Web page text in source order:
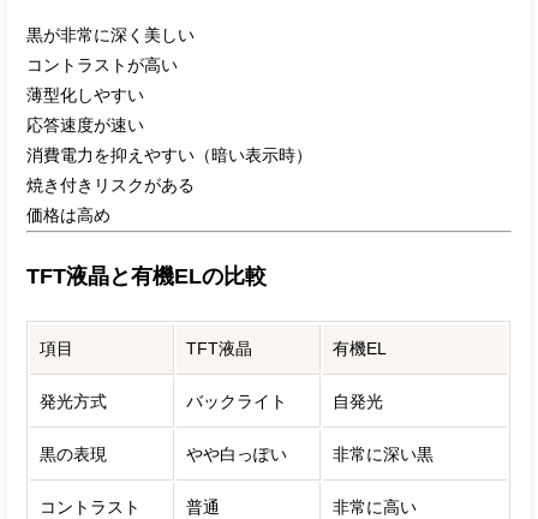
黒が非常に深く美しい
コントラストが高い
薄型化しやすい
応答速度が速い
消費電力を抑えやすい（暗い表示時）
焼き付きリスクがある
価格は高め
TFT液晶と有機ELの比較
項目 TFT液晶 有機EL
発光方式 バックライト 自発光
黒の表現 やや白っぽい 非常に深い黒
コントラスト 普通 非常に高い